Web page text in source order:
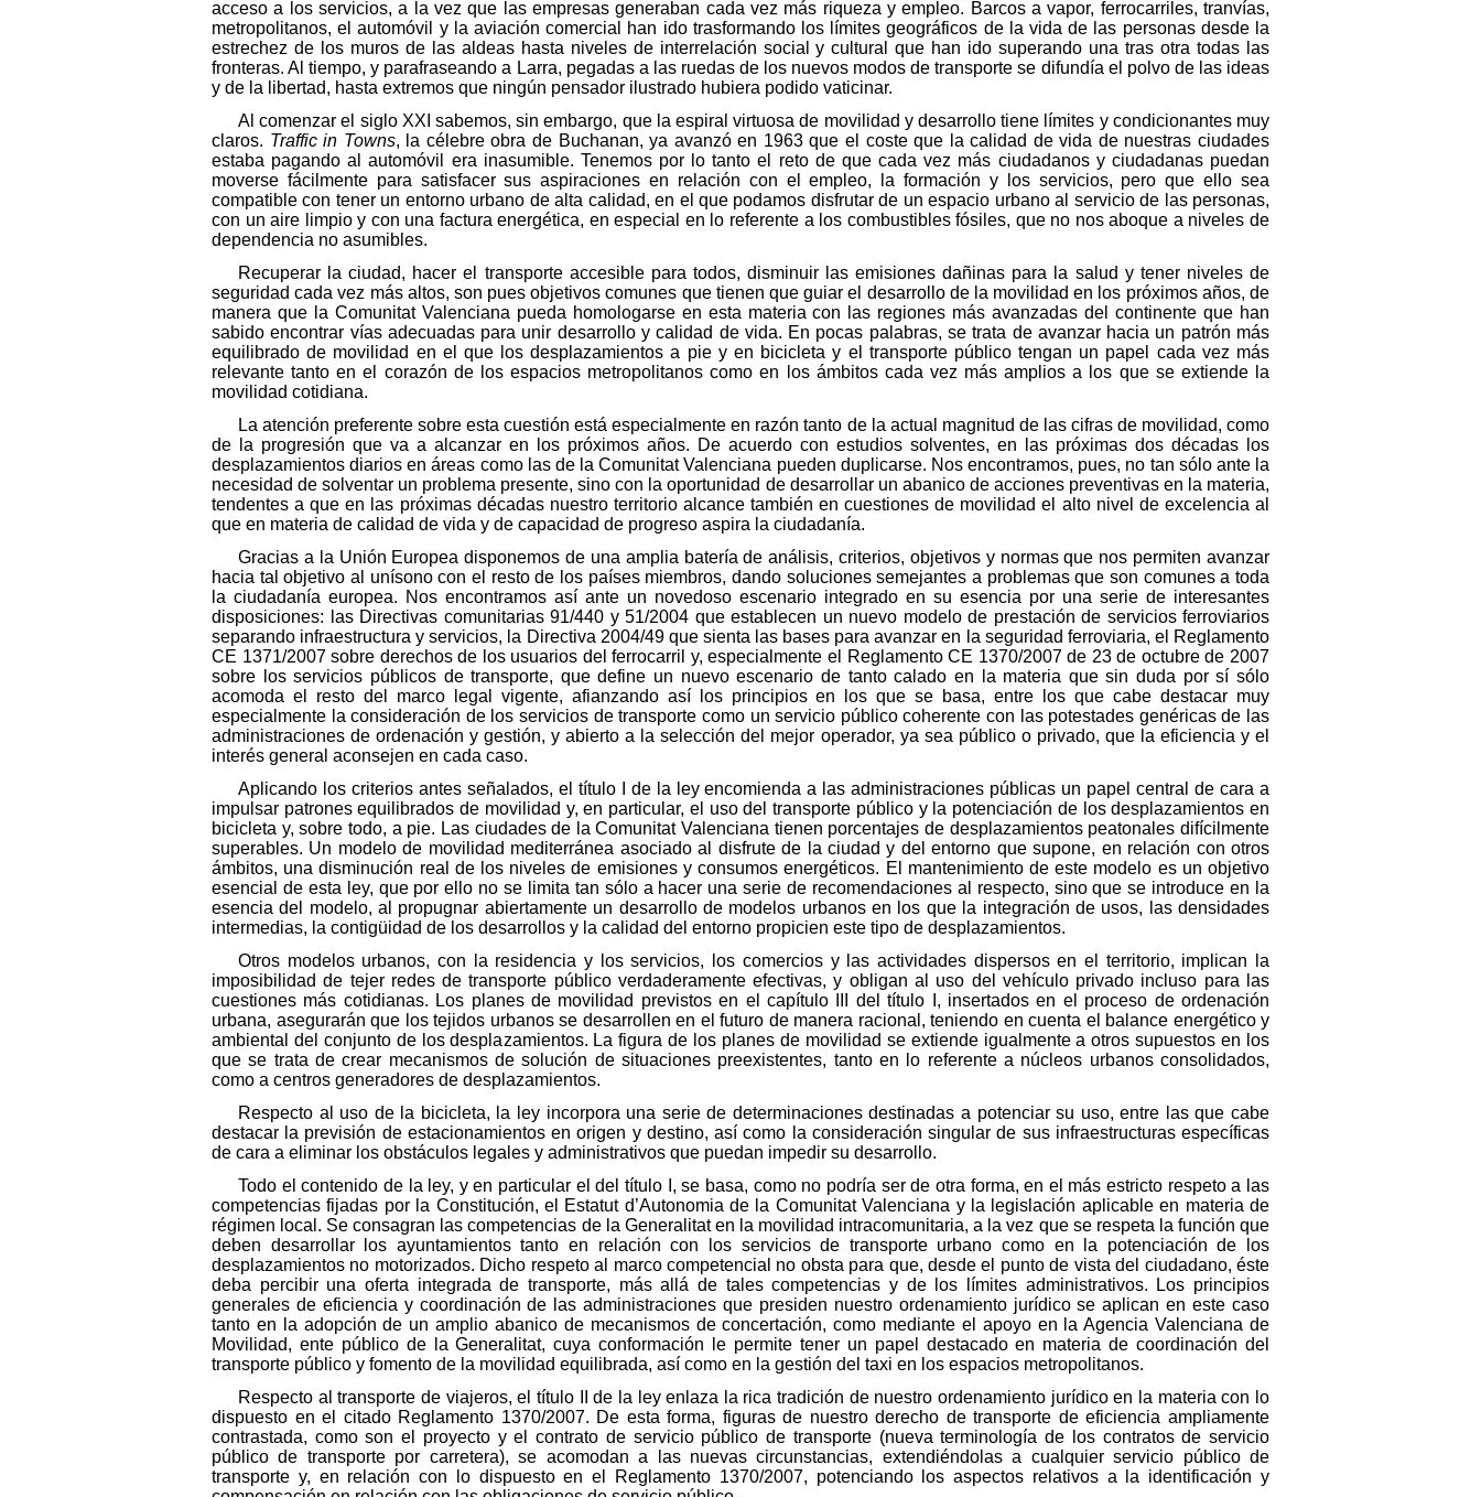
acceso a los servicios, a la vez que las empresas generaban cada vez más riqueza y empleo. Barcos a vapor, ferrocarriles, tranvías,
metropolitanos, el automóvil y la aviación comercial han ido trasformando los límites geográficos de la vida de las personas desde la
estrechez de los muros de las aldeas hasta niveles de interrelación social y cultural que han ido superando una tras otra todas las
fronteras. Al tiempo, y parafraseando a Larra, pegadas a las ruedas de los nuevos modos de transporte se difundía el polvo de las ideas
y de la libertad, hasta extremos que ningún pensador ilustrado hubiera podido vaticinar.
Al comenzar el siglo XXI sabemos, sin embargo, que la espiral virtuosa de movilidad y desarrollo tiene límites y condicionantes muy
claros. Traffic in Towns, la célebre obra de Buchanan, ya avanzó en 1963 que el coste que la calidad de vida de nuestras ciudades
estaba pagando al automóvil era inasumible. Tenemos por lo tanto el reto de que cada vez más ciudadanos y ciudadanas puedan
moverse fácilmente para satisfacer sus aspiraciones en relación con el empleo, la formación y los servicios, pero que ello sea
compatible con tener un entorno urbano de alta calidad, en el que podamos disfrutar de un espacio urbano al servicio de las personas,
con un aire limpio y con una factura energética, en especial en lo referente a los combustibles fósiles, que no nos aboque a niveles de
dependencia no asumibles.
Recuperar la ciudad, hacer el transporte accesible para todos, disminuir las emisiones dañinas para la salud y tener niveles de
seguridad cada vez más altos, son pues objetivos comunes que tienen que guiar el desarrollo de la movilidad en los próximos años, de
manera que la Comunitat Valenciana pueda homologarse en esta materia con las regiones más avanzadas del continente que han
sabido encontrar vías adecuadas para unir desarrollo y calidad de vida. En pocas palabras, se trata de avanzar hacia un patrón más
equilibrado de movilidad en el que los desplazamientos a pie y en bicicleta y el transporte público tengan un papel cada vez más
relevante tanto en el corazón de los espacios metropolitanos como en los ámbitos cada vez más amplios a los que se extiende la
movilidad cotidiana.
La atención preferente sobre esta cuestión está especialmente en razón tanto de la actual magnitud de las cifras de movilidad, como
de la progresión que va a alcanzar en los próximos años. De acuerdo con estudios solventes, en las próximas dos décadas los
desplazamientos diarios en áreas como las de la Comunitat Valenciana pueden duplicarse. Nos encontramos, pues, no tan sólo ante la
necesidad de solventar un problema presente, sino con la oportunidad de desarrollar un abanico de acciones preventivas en la materia,
tendentes a que en las próximas décadas nuestro territorio alcance también en cuestiones de movilidad el alto nivel de excelencia al
que en materia de calidad de vida y de capacidad de progreso aspira la ciudadanía.
Gracias a la Unión Europea disponemos de una amplia batería de análisis, criterios, objetivos y normas que nos permiten avanzar
hacia tal objetivo al unísono con el resto de los países miembros, dando soluciones semejantes a problemas que son comunes a toda
la ciudadanía europea. Nos encontramos así ante un novedoso escenario integrado en su esencia por una serie de interesantes
disposiciones: las Directivas comunitarias 91/440 y 51/2004 que establecen un nuevo modelo de prestación de servicios ferroviarios
separando infraestructura y servicios, la Directiva 2004/49 que sienta las bases para avanzar en la seguridad ferroviaria, el Reglamento
CE 1371/2007 sobre derechos de los usuarios del ferrocarril y, especialmente el Reglamento CE 1370/2007 de 23 de octubre de 2007
sobre los servicios públicos de transporte, que define un nuevo escenario de tanto calado en la materia que sin duda por sí sólo
acomoda el resto del marco legal vigente, afianzando así los principios en los que se basa, entre los que cabe destacar muy
especialmente la consideración de los servicios de transporte como un servicio público coherente con las potestades genéricas de las
administraciones de ordenación y gestión, y abierto a la selección del mejor operador, ya sea público o privado, que la eficiencia y el
interés general aconsejen en cada caso.
Aplicando los criterios antes señalados, el título I de la ley encomienda a las administraciones públicas un papel central de cara a
impulsar patrones equilibrados de movilidad y, en particular, el uso del transporte público y la potenciación de los desplazamientos en
bicicleta y, sobre todo, a pie. Las ciudades de la Comunitat Valenciana tienen porcentajes de desplazamientos peatonales difícilmente
superables. Un modelo de movilidad mediterránea asociado al disfrute de la ciudad y del entorno que supone, en relación con otros
ámbitos, una disminución real de los niveles de emisiones y consumos energéticos. El mantenimiento de este modelo es un objetivo
esencial de esta ley, que por ello no se limita tan sólo a hacer una serie de recomendaciones al respecto, sino que se introduce en la
esencia del modelo, al propugnar abiertamente un desarrollo de modelos urbanos en los que la integración de usos, las densidades
intermedias, la contigüidad de los desarrollos y la calidad del entorno propicien este tipo de desplazamientos.
Otros modelos urbanos, con la residencia y los servicios, los comercios y las actividades dispersos en el territorio, implican la
imposibilidad de tejer redes de transporte público verdaderamente efectivas, y obligan al uso del vehículo privado incluso para las
cuestiones más cotidianas. Los planes de movilidad previstos en el capítulo III del título I, insertados en el proceso de ordenación
urbana, asegurarán que los tejidos urbanos se desarrollen en el futuro de manera racional, teniendo en cuenta el balance energético y
ambiental del conjunto de los desplazamientos. La figura de los planes de movilidad se extiende igualmente a otros supuestos en los
que se trata de crear mecanismos de solución de situaciones preexistentes, tanto en lo referente a núcleos urbanos consolidados,
como a centros generadores de desplazamientos.
Respecto al uso de la bicicleta, la ley incorpora una serie de determinaciones destinadas a potenciar su uso, entre las que cabe
destacar la previsión de estacionamientos en origen y destino, así como la consideración singular de sus infraestructuras específicas
de cara a eliminar los obstáculos legales y administrativos que puedan impedir su desarrollo.
Todo el contenido de la ley, y en particular el del título I, se basa, como no podría ser de otra forma, en el más estricto respeto a las
competencias fijadas por la Constitución, el Estatut d’Autonomia de la Comunitat Valenciana y la legislación aplicable en materia de
régimen local. Se consagran las competencias de la Generalitat en la movilidad intracomunitaria, a la vez que se respeta la función que
deben desarrollar los ayuntamientos tanto en relación con los servicios de transporte urbano como en la potenciación de los
desplazamientos no motorizados. Dicho respeto al marco competencial no obsta para que, desde el punto de vista del ciudadano, éste
deba percibir una oferta integrada de transporte, más allá de tales competencias y de los límites administrativos. Los principios
generales de eficiencia y coordinación de las administraciones que presiden nuestro ordenamiento jurídico se aplican en este caso
tanto en la adopción de un amplio abanico de mecanismos de concertación, como mediante el apoyo en la Agencia Valenciana de
Movilidad, ente público de la Generalitat, cuya conformación le permite tener un papel destacado en materia de coordinación del
transporte público y fomento de la movilidad equilibrada, así como en la gestión del taxi en los espacios metropolitanos.
Respecto al transporte de viajeros, el título II de la ley enlaza la rica tradición de nuestro ordenamiento jurídico en la materia con lo
dispuesto en el citado Reglamento 1370/2007. De esta forma, figuras de nuestro derecho de transporte de eficiencia ampliamente
contrastada, como son el proyecto y el contrato de servicio público de transporte (nueva terminología de los contratos de servicio
público de transporte por carretera), se acomodan a las nuevas circunstancias, extendiéndolas a cualquier servicio público de
transporte y, en relación con lo dispuesto en el Reglamento 1370/2007, potenciando los aspectos relativos a la identificación y